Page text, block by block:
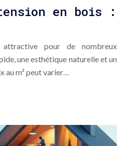
en bois :
pour de nombreux
une esthétique naturelle et un
au m² peut varier…